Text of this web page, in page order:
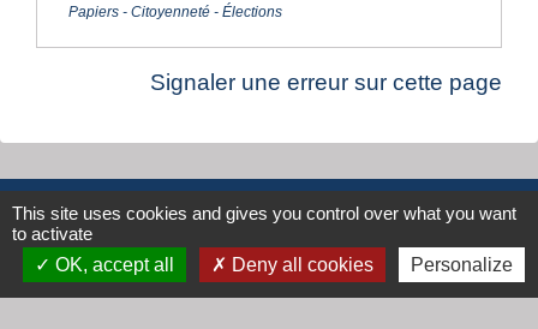
Papiers - Citoyenneté - Élections
Signaler une erreur sur cette page
Contacts
Mairie de Cogny
438 Rue Mont Saint Guibert
This site uses cookies and gives you control over what you want
to activate
OK, accept all
Deny all cookies Personalize